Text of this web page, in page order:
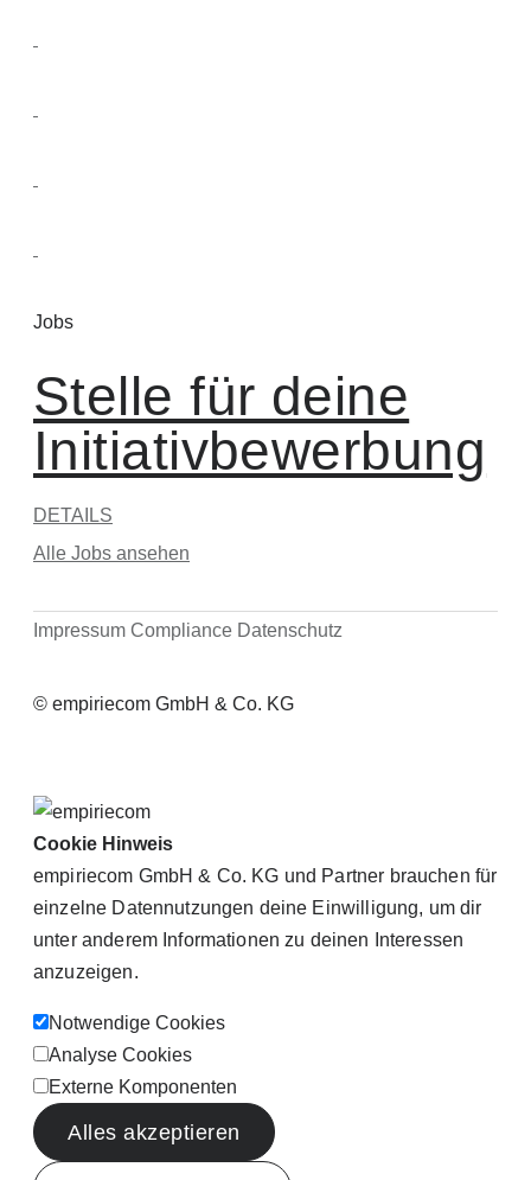
Jobs
Stelle für deine
Initiativbewerbung
DETAILS
Alle Jobs ansehen
Impressum Compliance Datenschutz
© empiriecom GmbH & Co. KG
Cookie Hinweis
empiriecom GmbH & Co. KG und Partner brauchen für
einzelne Datennutzungen deine Einwilligung, um dir
unter anderem Informationen zu deinen Interessen
anzuzeigen.
Notwendige Cookies
Analyse Cookies
Externe Komponenten
Alles akzeptieren